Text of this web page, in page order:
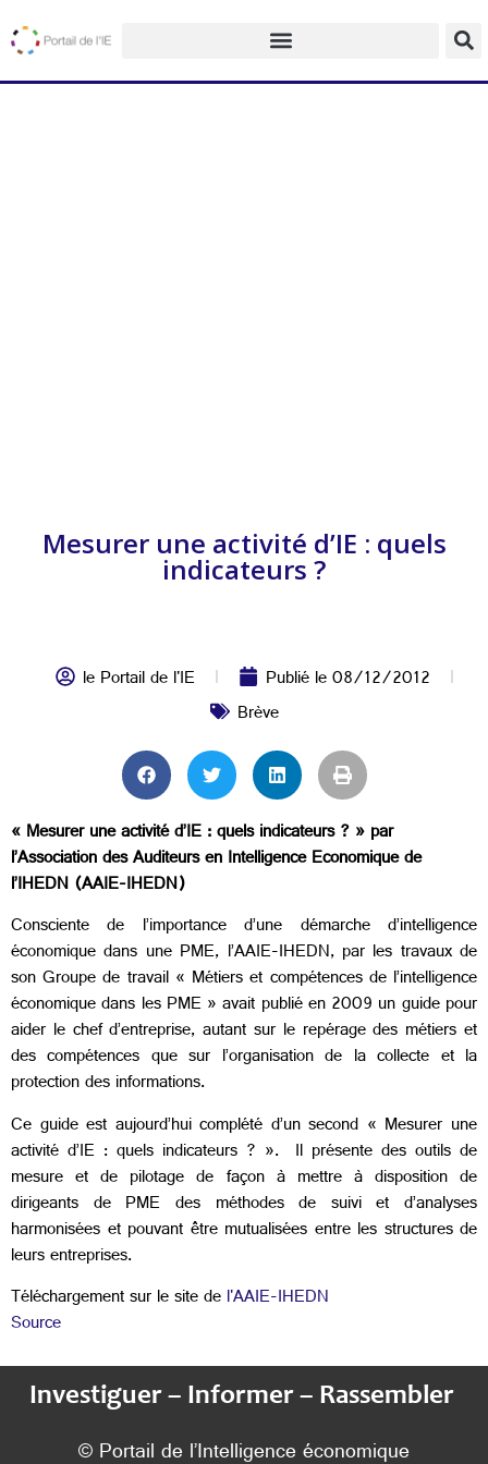
Mesurer une activité d’IE : quels
indicateurs ?
le Portail de l'IE Publié le08/12/2012
Brève
« Mesurer une activité d’IE : quels indicateurs ? » par
l’Association des Auditeurs en Intelligence Economique de
l’IHEDN (AAIE-IHEDN)
Consciente de l’importance d’une démarche d’intelligence
économique dans une PME, l’AAIE-IHEDN, par les travaux de
son Groupe de travail « Métiers et compétences de l’intelligence
économique dans les PME » avait publié en 2009 un guide pour
aider le chef d’entreprise, autant sur le repérage des métiers et
des compétences que sur l’organisation de la collecte et la
protection des informations.
Ce guide est aujourd’hui complété d’un second « Mesurer une
activité d’IE : quels indicateurs ? ». Il présente des outils de
mesure et de pilotage de façon à mettre à disposition de
dirigeants de PME des méthodes de suivi et d’analyses
harmonisées et pouvant être mutualisées entre les structures de
leurs entreprises.
Téléchargement sur le site del'AAIE-IHEDN
Source
Investiguer – Informer – Rassembler
© Portail de l’Intelligence économique